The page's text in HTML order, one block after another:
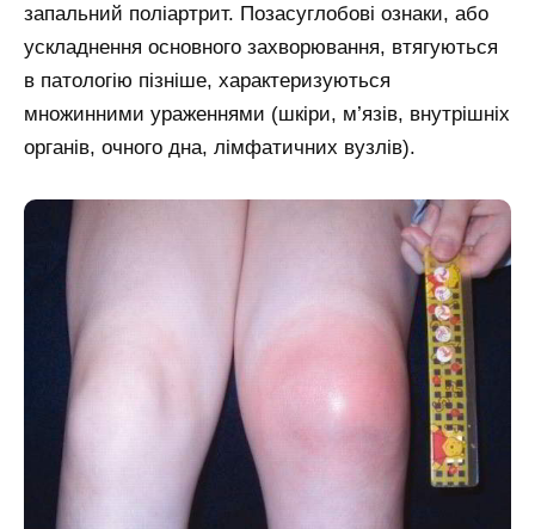
запальний поліартрит. Позасуглобові ознаки, або
ускладнення основного захворювання, втягуються
в патологію пізніше, характеризуються
множинними ураженнями (шкіри, м’язів, внутрішніх
органів, очного дна, лімфатичних вузлів).